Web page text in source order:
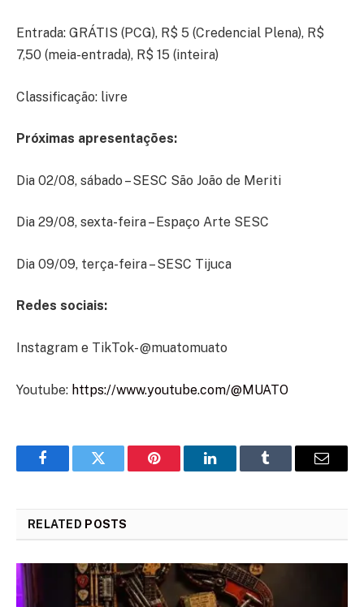
Entrada: GRÁTIS (PCG), R$ 5 (Credencial Plena), R$
7,50 (meia-entrada), R$ 15 (inteira)
Classificação: livre
Próximas apresentações:
Dia 02/08, sábado – SESC São João de Meriti
Dia 29/08, sexta-feira – Espaço Arte SESC
Dia 09/09, terça-feira – SESC Tijuca
Redes sociais:
Instagram e TikTok- @muatomuato
Youtube: https://www.youtube.com/@MUATO
FacebookTwitter Pinterest LinkedInTumblr Email
RELATED POSTS